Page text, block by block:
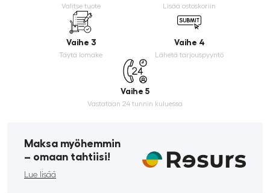
Valitse tuote Lisää ostoskoriin
Vaihe 3
Täytä lomake
Vaihe 4
Lähetä tarjouspyyntö
Vaihe 5
Vastataan 24 tunnin kuluessa
Maksa myöhemmin
­– omaan tahtiisi!
Lue lisää